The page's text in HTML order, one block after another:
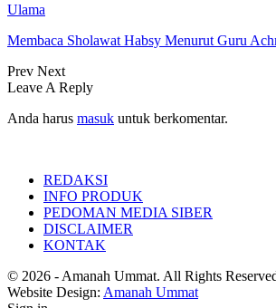
Ulama
Membaca Sholawat Habsy Menurut Guru
Prev Next
Leave A Reply
Anda harus masuk untuk berkomentar.
REDAKSI
INFO PRODUK
PEDOMAN MEDIA SIBER
DISCLAIMER
KONTAK
© 2026 - Amanah Ummat. All Rights
Website Design: Amanah Ummat